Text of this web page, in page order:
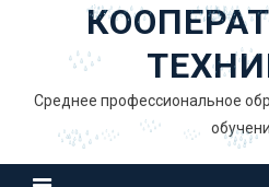
Среднее профессиональное